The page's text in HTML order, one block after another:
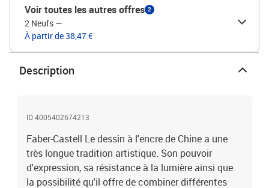
Voir toutes les autres offres 2
2 Neufs —
À partir de 38,47 €
Description
ID 4005402674213
Faber-Castell Le dessin à l'encre de Chine a une
très longue tradition artistique. Son pouvoir
d'expression, sa résistance à la lumière ainsi que
la possibilité qu'il offre de combiner différentes